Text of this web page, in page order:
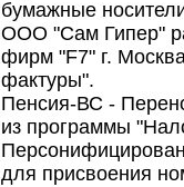
бумажные
ООО "Сам Гипер"
фирм "F7" г.
фактуры".
Пенсия-ВС -
из программы
для присвоения